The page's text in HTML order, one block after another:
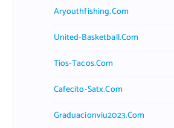
Aryouthfishing.com
United-Basketball.com
Tios-Tacos.com
Cafecito-Satx.com
Graduacionviu2023.com